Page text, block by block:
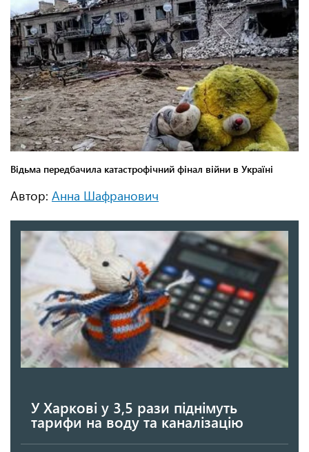
Автор: Анна Шафранович
У Харкові у 3,5 рази піднімуть
тарифи на воду та каналізацію